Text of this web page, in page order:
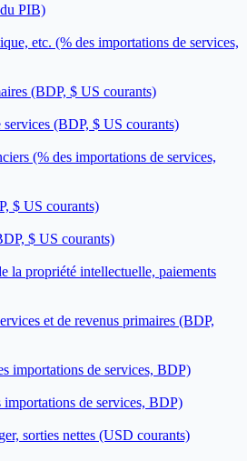
PIB)
etc. (% des importations de services,
(BDP, $ US courants)
(BDP, $ US courants)
(% des importations de services,
$ US courants)
$ US courants)
la propriété intellectuelle, paiements
et de revenus primaires (BDP,
importations de services, BDP)
importations de services, BDP)
sorties nettes (USD courants)